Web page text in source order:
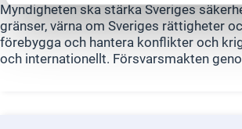
Myndigheten ska stärka Sveriges
gränser, värna om Sveriges rättigheter
förebygga och hantera konflikter och
och internationellt. Försvarsmakten